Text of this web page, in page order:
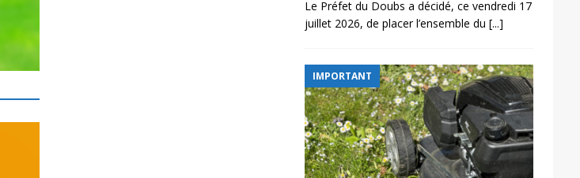
Le Préfet du Doubs a décidé, ce vendredi 17
juillet 2026, de placer l’ensemble du [...]
IMPORTANT